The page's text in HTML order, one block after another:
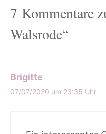
7 Kommentare
Walsrode“
Brigitte
07/07/2020 um 23:35 Uhr